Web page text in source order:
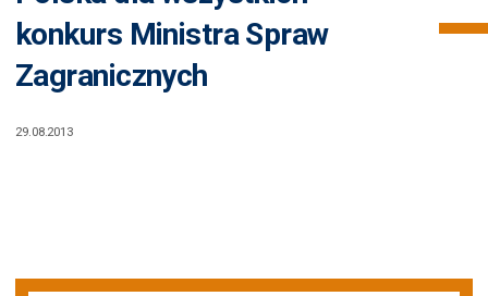
konkurs Ministra Spraw
Zagranicznych
29.08.2013